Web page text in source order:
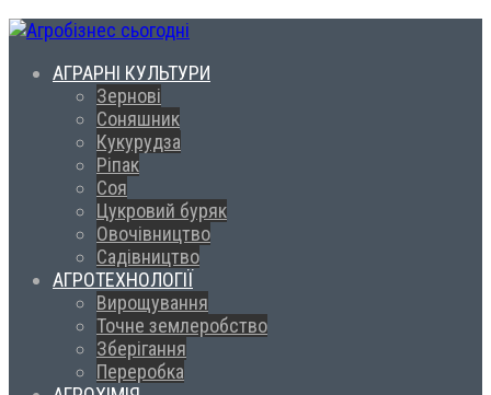
АГРАРНІ КУЛЬТУРИ
Зернові
Соняшник
Кукурудза
Ріпак
Соя
Цукровий буряк
Овочівництво
Садівництво
АГРОТЕХНОЛОГІЇ
Вирощування
Точне землеробство
Зберігання
Переробка